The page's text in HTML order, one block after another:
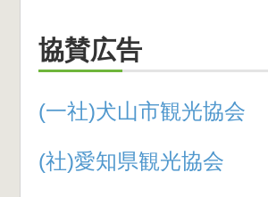
協賛広告
(一社)犬山市観光協会
(社)愛知県観光協会